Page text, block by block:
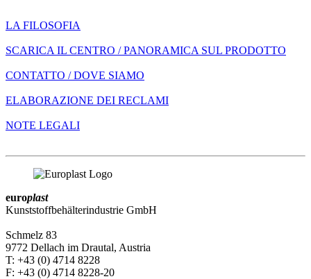
LA FILOSOFIA
SCARICA IL CENTRO / PANORAMICA SUL PRODOTTO
CONTATTO / DOVE SIAMO
ELABORAZIONE DEI RECLAMI
NOTE LEGALI
europlast
Kunststoffbehälterindustrie GmbH
Schmelz 83
9772 Dellach im Drautal, Austria
T: +43 (0) 4714 8228
F: +43 (0) 4714 8228-20